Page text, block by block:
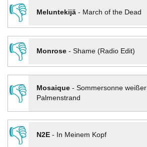
👎
Meluntekijä- March of the Dead
👎
Monrose- Shame (Radio Edit)
👎
Mosaique- Sommersonne weißer
Palmenstrand
👎
N2E- In Meinem Kopf